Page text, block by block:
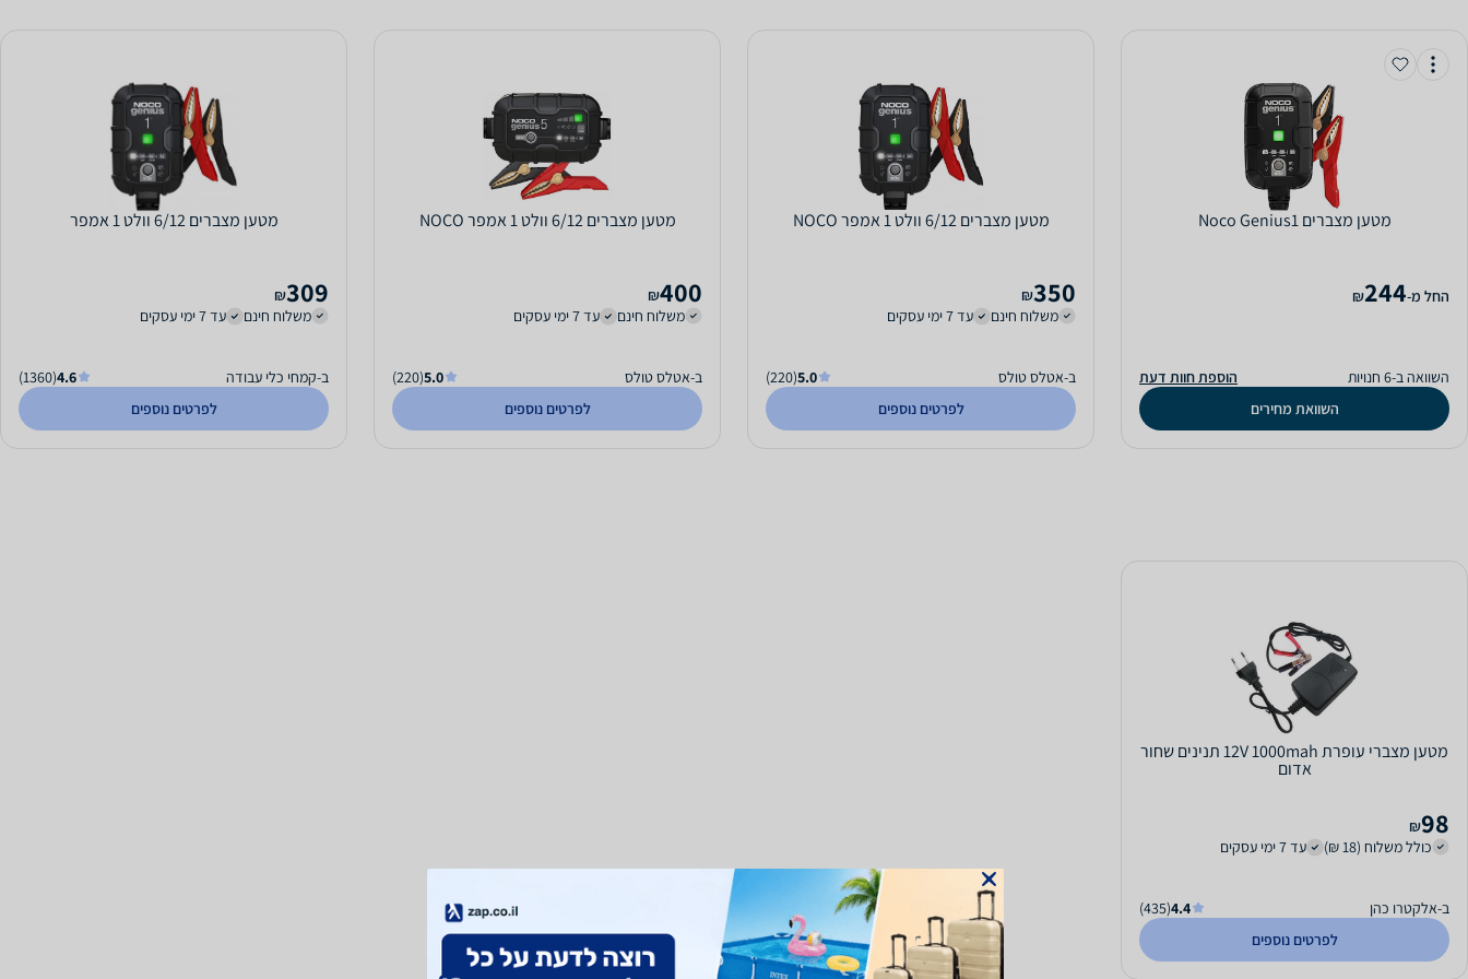
‏מטען מצברים Noco Genius1
‫החל מ-244
₪
השוואה ב-6 חנויות
הוספת חוות דעת
השוואת מחירים
מטען מצברים 6/12 וולט 1 אמפר NOCO
350
₪
משלוח חינם
עד 7 ימי עסקים
ב-אטלס טולס 5.0
(220)
לפרטים נוספים
מטען מצברים 6/12 וולט 1 אמפר NOCO
400
₪
משלוח חינם
עד 7 ימי עסקים
ב-אטלס טולס 5.0
(220)
לפרטים נוספים
מטען מצברים 6/12 וולט 1 אמפר
309
₪
משלוח חינם
עד 7 ימי עסקים
ב-קמחי כלי עבודה 4.6
(1360)
לפרטים נוספים
מטען מצברי עופרת 12V 1000mah תנינים שחור
אדום
98
₪
כולל משלוח (18 ₪)
עד 7 ימי עסקים
ב-אלקטרו כהן 4.4
(435)
לפרטים נוספים